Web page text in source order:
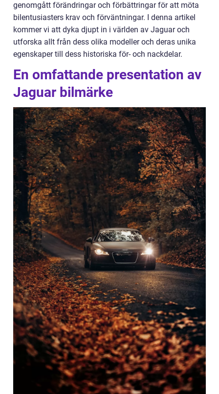
genomgått förändringar och förbättringar för att möta
bilentusiasters krav och förväntningar. I denna artikel
kommer vi att dyka djupt in i världen av Jaguar och
utforska allt från dess olika modeller och deras unika
egenskaper till dess historiska för- och nackdelar.
En omfattande presentation av
Jaguar bilmärke